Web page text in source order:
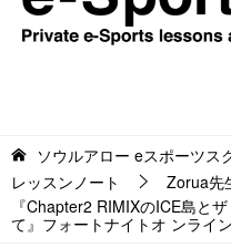
ソウルアロー eスポーツス
レッスンノート
Zorua先
『Chapter2 RIMIXのICE島と
て』フォートナイトオ ンライ